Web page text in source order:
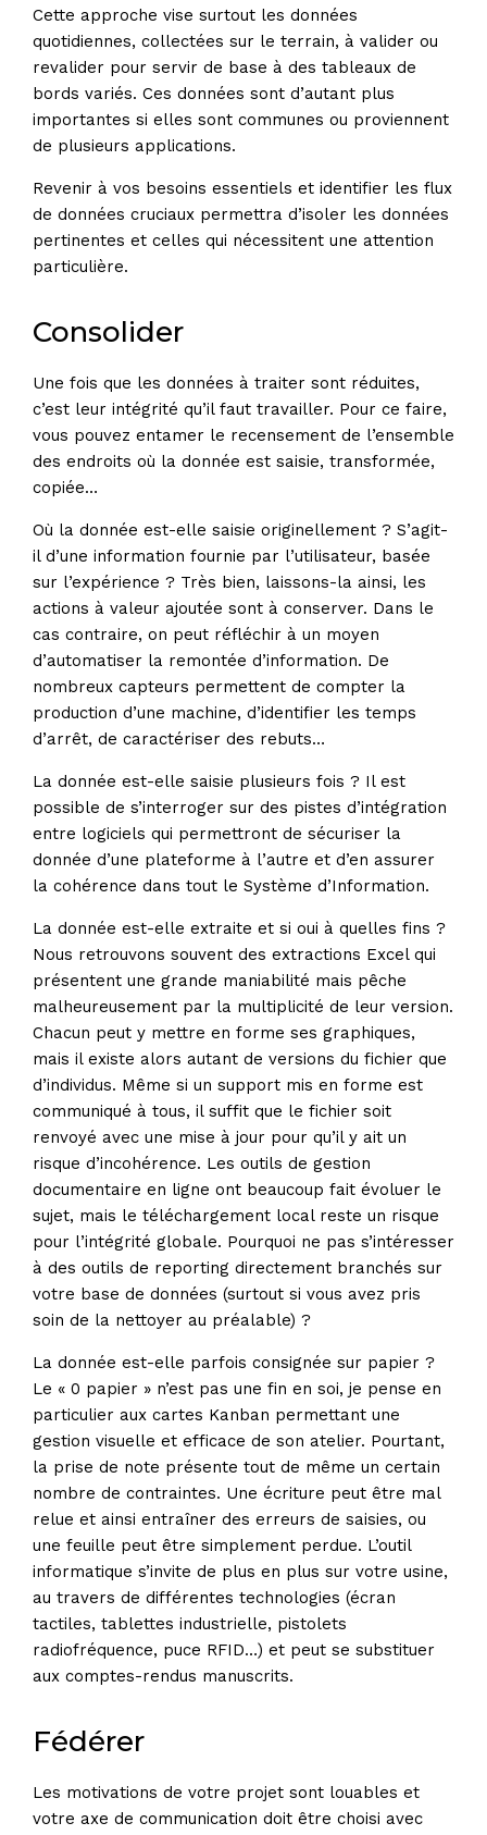
Cette approche vise surtout les données
quotidiennes, collectées sur le terrain, à valider ou
revalider pour servir de base à des tableaux de
bords variés. Ces données sont d’autant plus
importantes si elles sont communes ou proviennent
de plusieurs applications.
Revenir à vos besoins essentiels et identifier les flux
de données cruciaux permettra d’isoler les données
pertinentes et celles qui nécessitent une attention
particulière.
Consolider
Une fois que les données à traiter sont réduites,
c’est leur intégrité qu’il faut travailler. Pour ce faire,
vous pouvez entamer le recensement de l’ensemble
des endroits où la donnée est saisie, transformée,
copiée…
Où la donnée est-elle saisie originellement ? S’agit-
il d’une information fournie par l’utilisateur, basée
sur l’expérience ? Très bien, laissons-la ainsi, les
actions à valeur ajoutée sont à conserver. Dans le
cas contraire, on peut réfléchir à un moyen
d’automatiser la remontée d’information. De
nombreux capteurs permettent de compter la
production d’une machine, d’identifier les temps
d’arrêt, de caractériser des rebuts…
La donnée est-elle saisie plusieurs fois ? Il est
possible de s’interroger sur des pistes d’intégration
entre logiciels qui permettront de sécuriser la
donnée d’une plateforme à l’autre et d’en assurer
la cohérence dans tout le Système d’Information.
La donnée est-elle extraite et si oui à quelles fins ?
Nous retrouvons souvent des extractions Excel qui
présentent une grande maniabilité mais pêche
malheureusement par la multiplicité de leur version.
Chacun peut y mettre en forme ses graphiques,
mais il existe alors autant de versions du fichier que
d’individus. Même si un support mis en forme est
communiqué à tous, il suffit que le fichier soit
renvoyé avec une mise à jour pour qu’il y ait un
risque d’incohérence. Les outils de gestion
documentaire en ligne ont beaucoup fait évoluer le
sujet, mais le téléchargement local reste un risque
pour l’intégrité globale. Pourquoi ne pas s’intéresser
à des outils de reporting directement branchés sur
votre base de données (surtout si vous avez pris
soin de la nettoyer au préalable) ?
La donnée est-elle parfois consignée sur papier ?
Le « 0 papier » n’est pas une fin en soi, je pense en
particulier aux cartes Kanban permettant une
gestion visuelle et efficace de son atelier. Pourtant,
la prise de note présente tout de même un certain
nombre de contraintes. Une écriture peut être mal
relue et ainsi entraîner des erreurs de saisies, ou
une feuille peut être simplement perdue. L’outil
informatique s’invite de plus en plus sur votre usine,
au travers de différentes technologies (écran
tactiles, tablettes industrielle, pistolets
radiofréquence, puce RFID…) et peut se substituer
aux comptes-rendus manuscrits.
Fédérer
Les motivations de votre projet sont louables et
votre axe de communication doit être choisi avec